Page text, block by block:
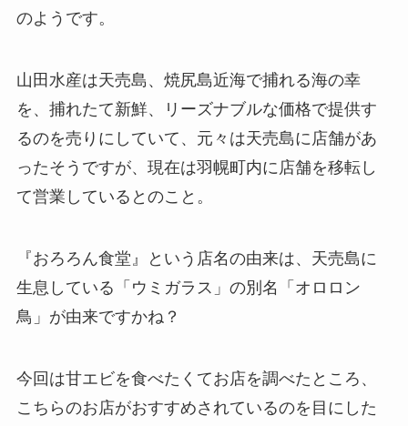
のようです。
山田水産は天売島、焼尻島近海で捕れる海の幸
を、捕れたて新鮮、リーズナブルな価格で提供す
るのを売りにしていて、元々は天売島に店舗があ
ったそうですが、現在は羽幌町内に店舗を移転し
て営業しているとのこと。
『おろろん食堂』という店名の由来は、天売島に
生息している「ウミガラス」の別名「オロロン
鳥」が由来ですかね？
今回は甘エビを食べたくてお店を調べたところ、
こちらのお店がおすすめされているのを目にした